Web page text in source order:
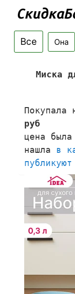
Все Она
Миска
руб
цена
нашла в